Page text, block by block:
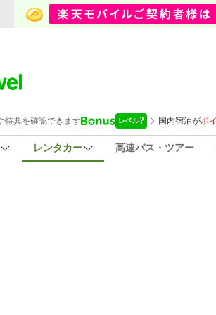
レンタカー 高速バス・ツアー